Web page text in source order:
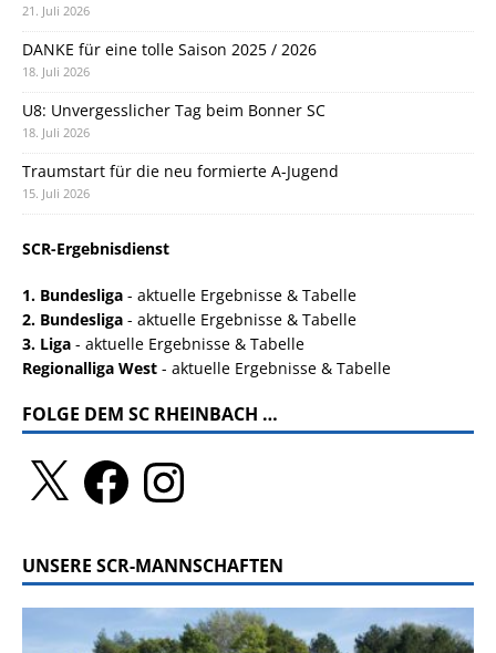
21. Juli 2026
DANKE für eine tolle Saison 2025 / 2026
18. Juli 2026
U8: Unvergesslicher Tag beim Bonner SC
18. Juli 2026
Traumstart für die neu formierte A-Jugend
15. Juli 2026
SCR-Ergebnisdienst
1. Bundesliga - aktuelle Ergebnisse & Tabelle
2. Bundesliga - aktuelle Ergebnisse & Tabelle
3. Liga - aktuelle Ergebnisse & Tabelle
Regionalliga West - aktuelle Ergebnisse & Tabelle
FOLGE DEM SC RHEINBACH …
UNSERE SCR-MANNSCHAFTEN